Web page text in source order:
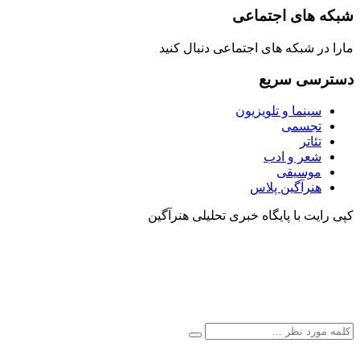
شبکه های اجتماعی
مارا در شبکه های اجتماعی دنبال کنید
دسترسی سریع
سینما و تلویزیون
تجسمی
تئاتر
شعر و ادب
موسیقی
هنرآگین پلاس
کپی رایت با پایگاه خبری تحلیلی هنرآگین